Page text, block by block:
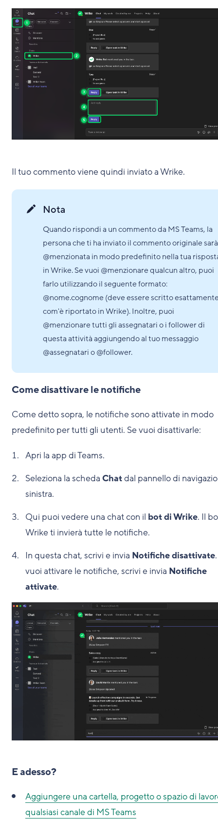
Il tuo commento viene quindi inviato a Wrike.
Nota
Quando rispondi a un commento da MS Teams, la
persona che ti ha inviato il commento originale sarà
@menzionata in modo predefinito nella tua
in Wrike. Se vuoi @menzionare qualcun altro, puoi
farlo utilizzando il seguente formato:
@nome.cognome (deve essere scritto
com'è riportato in Wrike). Inoltre, puoi
@menzionare tutti gli assegnatari o i follower di
questa attività aggiungendo al tuo messaggio
@assegnatari o @follower.
Come disattivare le notifiche
Come detto sopra, le notifiche sono attivate in modo
predefinito per tutti gli utenti. Se vuoi disattivarle:
Apri la app di Teams.
Seleziona la scheda Chatdal pannello di
sinistra.
Qui puoi vedere una chat con il bot di Wrike. Il
Wrike ti invierà tutte le notifiche.
In questa chat, scrivi e invia Notifiche disattivate
vuoi attivare le notifiche, scrivi e invia Notifiche
attivate.
E adesso?
Aggiungere una cartella, progetto o spazio di
qualsiasi canale di MS Teams